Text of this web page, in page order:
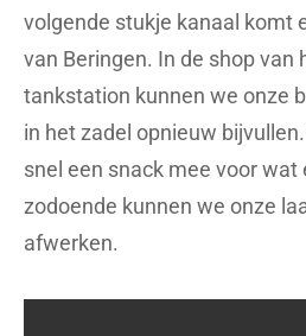
volgende stukje kanaal komt
van Beringen. In de shop van
tankstation kunnen we onze
in het zadel opnieuw
snel een snack mee voor wat
zodoende kunnen we onze
afwerken.